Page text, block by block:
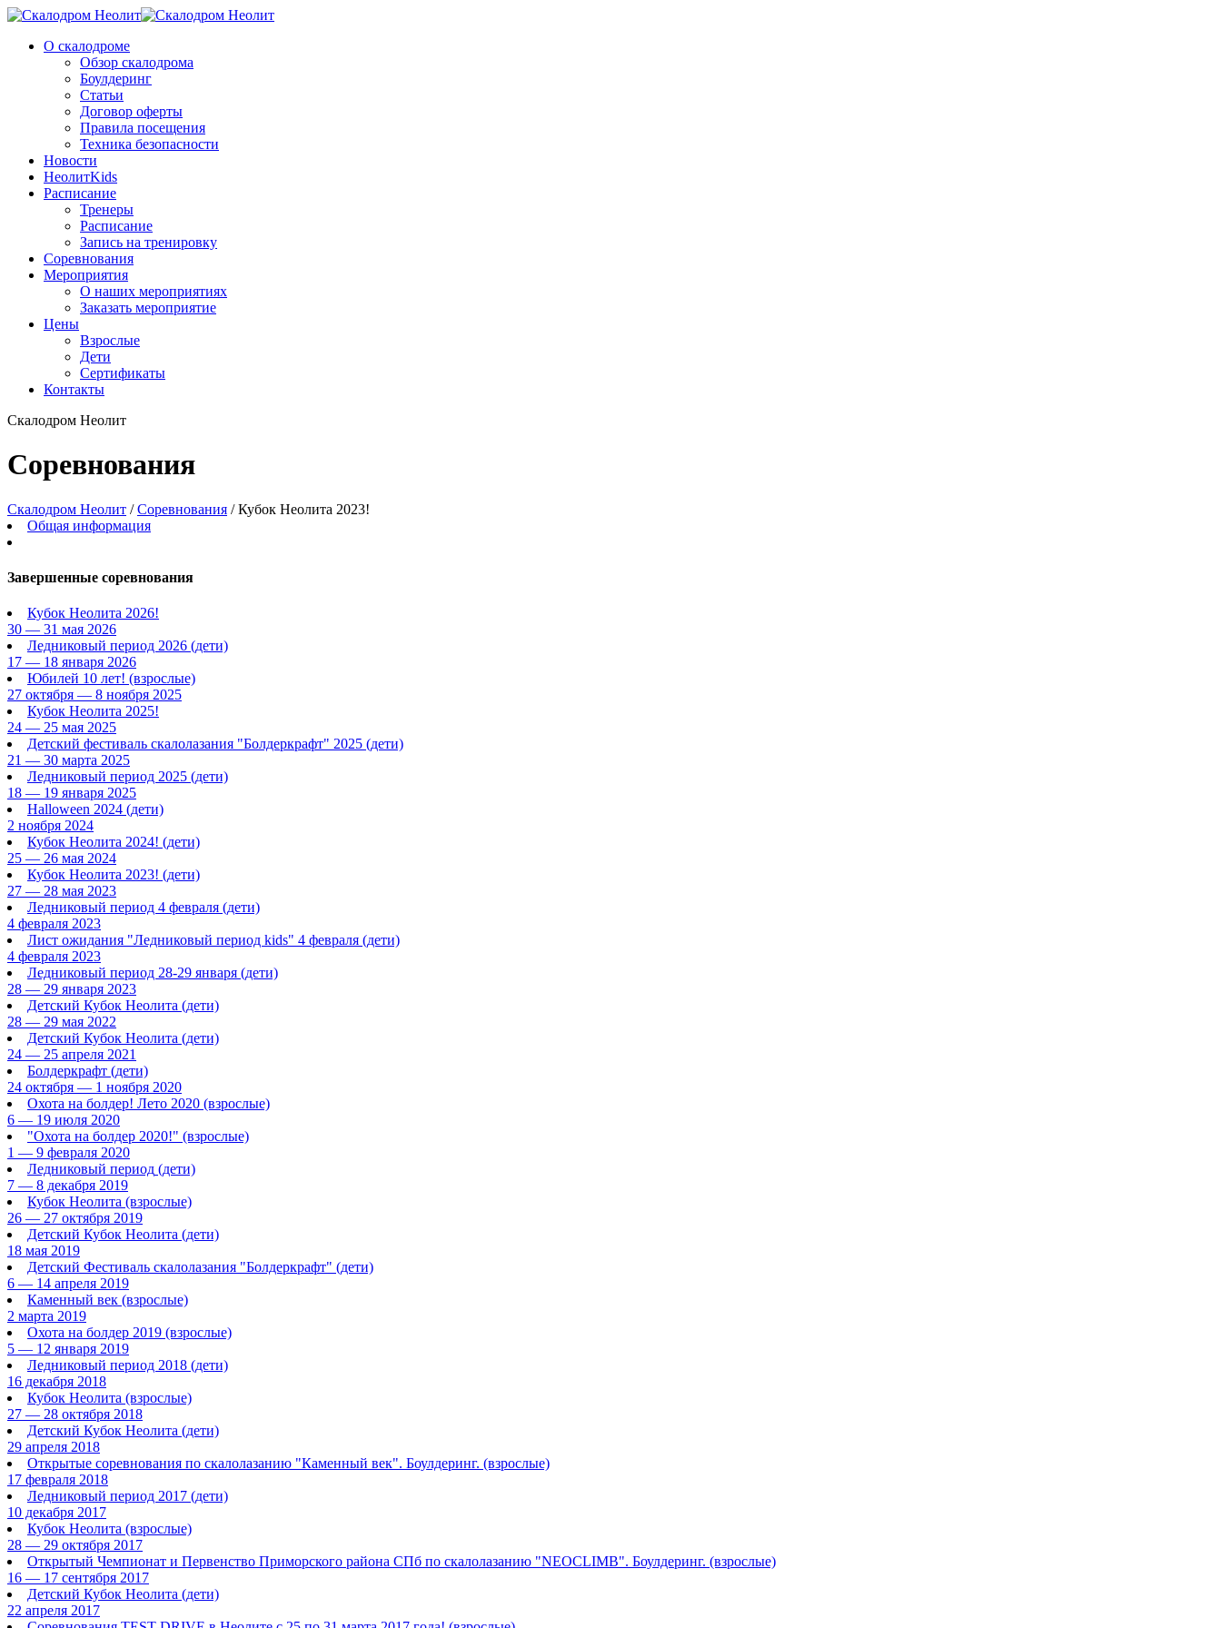
О скалодроме
Обзор скалодрома
Боулдеринг
Статьи
Договор оферты
Правила посещения
Техника безопасности
Новости
НеолитKids
Расписание
Тренеры
Расписание
Запись на тренировку
Соревнования
Мероприятия
О наших мероприятиях
Заказать мероприятие
Цены
Взрослые
Дети
Сертификаты
Контакты
Скалодром Неолит
Соревнования
Скалодром Неолит /Соревнования /Кубок Неолита 2023!
Общая информация
Завершенные соревнования
Кубок Неолита 2026!
30 — 31 мая 2026
Ледниковый период 2026 (дети)
17 — 18 января 2026
Юбилей 10 лет! (взрослые)
27 октября — 8 ноября 2025
Кубок Неолита 2025!
24 — 25 мая 2025
Детский фестиваль скалолазания "Болдеркрафт" 2025 (дети)
21 — 30 марта 2025
Ледниковый период 2025 (дети)
18 — 19 января 2025
Halloween 2024 (дети)
2 ноября 2024
Кубок Неолита 2024! (дети)
25 — 26 мая 2024
Кубок Неолита 2023! (дети)
27 — 28 мая 2023
Ледниковый период 4 февраля (дети)
4 февраля 2023
Лист ожидания "Ледниковый период kids" 4 февраля (дети)
4 февраля 2023
Ледниковый период 28-29 января (дети)
28 — 29 января 2023
Детский Кубок Неолита (дети)
28 — 29 мая 2022
Детский Кубок Неолита (дети)
24 — 25 апреля 2021
Болдеркрафт (дети)
24 октября — 1 ноября 2020
Охота на болдер! Лето 2020 (взрослые)
6 — 19 июля 2020
"Охота на болдер 2020!" (взрослые)
1 — 9 февраля 2020
Ледниковый период (дети)
7 — 8 декабря 2019
Кубок Неолита (взрослые)
26 — 27 октября 2019
Детский Кубок Неолита (дети)
18 мая 2019
Детский Фестиваль скалолазания "Болдеркрафт" (дети)
6 — 14 апреля 2019
Каменный век (взрослые)
2 марта 2019
Охота на болдер 2019 (взрослые)
5 — 12 января 2019
Ледниковый период 2018 (дети)
16 декабря 2018
Кубок Неолита (взрослые)
27 — 28 октября 2018
Детский Кубок Неолита (дети)
29 апреля 2018
Открытые соревнования по скалолазанию "Каменный век". Боулдеринг. (взрослые)
17 февраля 2018
Ледниковый период 2017 (дети)
10 декабря 2017
Кубок Неолита (взрослые)
28 — 29 октября 2017
Открытый Чемпионат и Первенство Приморского района СПб по скалолазанию "NEOCLIMB". Боулдеринг. (взрослые)
16 — 17 сентября 2017
Детский Кубок Неолита (дети)
22 апреля 2017